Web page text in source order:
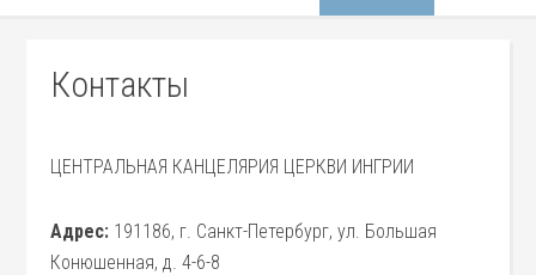
Контакты
ЦЕНТРАЛЬНАЯ КАНЦЕЛЯРИЯ ЦЕРКВИ ИНГРИИ
Адрес: 191186, г. Санкт-Петербург, ул. Большая
Конюшенная, д. 4-6-8